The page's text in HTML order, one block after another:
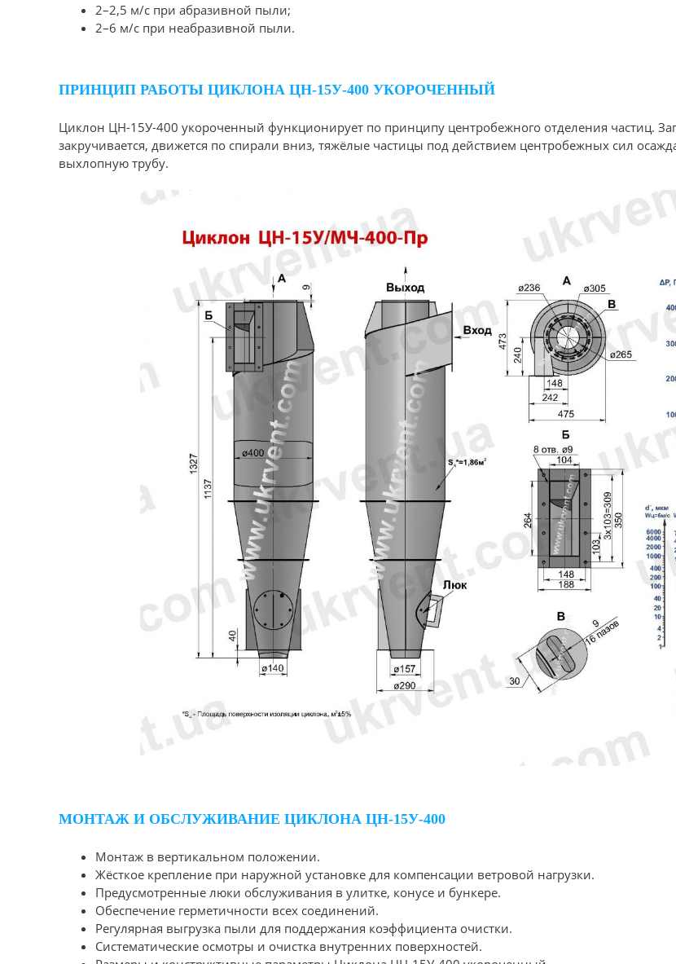
2–2,5 м/с при абразивной пыли;
2–6 м/с при неабразивной пыли.
ПРИНЦИП РАБОТЫ ЦИКЛОНА ЦН-15У-400 УКОРОЧЕННЫЙ
Циклон ЦН-15У-400 укороченный функционирует по принципу центробежного отделения частиц.
закручивается, движется по спирали вниз, тяжёлые частицы под действием центробежных сил
выхлопную трубу.
МОНТАЖ И ОБСЛУЖИВАНИЕ ЦИКЛОНА ЦН-15У-400
Монтаж в вертикальном положении.
Жёсткое крепление при наружной установке для компенсации ветровой нагрузки.
Предусмотренные люки обслуживания в улитке, конусе и бункере.
Обеспечение герметичности всех соединений.
Регулярная выгрузка пыли для поддержания коэффициента очистки.
Систематические осмотры и очистка внутренних поверхностей.